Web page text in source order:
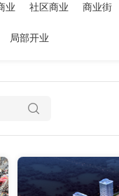
业 社区商业 商业街
局部开业